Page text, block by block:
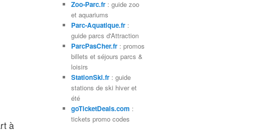
à
Zoo-Parc.fr: guide zoo
et aquariums
Parc-Aquatique.fr:
guide parcs d'Attraction
ParcPasCher.fr: promos
billets et séjours parcs &
loisirs
StationSki.fr: guide
stations de ski hiver et
été
goTicketDeals.com :
tickets promo codes